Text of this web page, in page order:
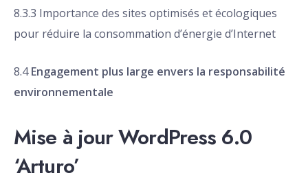
8.3.3 Importance des sites optimisés et écologiques
pour réduire la consommation d’énergie d’Internet
8.4Engagement plus large envers la responsabilité
environnementale
Mise à jour WordPress 6.0
‘Arturo’